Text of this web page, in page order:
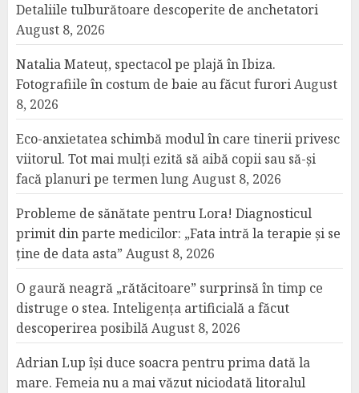
Detaliile tulburătoare descoperite de anchetatori
August 8, 2026
Natalia Mateuț, spectacol pe plajă în Ibiza.
Fotografiile în costum de baie au făcut furoriAugust
8, 2026
Eco-anxietatea schimbă modul în care tinerii privesc
viitorul. Tot mai mulți ezită să aibă copii sau să-și
facă planuri pe termen lung August 8, 2026
Probleme de sănătate pentru Lora! Diagnosticul
primit din parte medicilor: „Fata intră la terapie și se
ține de data asta” August 8, 2026
O gaură neagră „rătăcitoare” surprinsă în timp ce
distruge o stea. Inteligența artificială a făcut
descoperirea posibilăAugust 8, 2026
Adrian Lup își duce soacra pentru prima dată la
mare. Femeia nu a mai văzut niciodată litoralul